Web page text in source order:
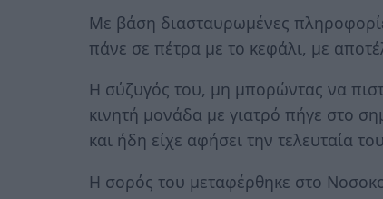
Με βάση διασταυρωμένες
πάνε σε πέτρα με το κεφάλι, με
Η σύζυγός του, μη μπορώντας να
κινητή μονάδα με γιατρό πήγε στο
και ήδη είχε αφήσει την τελευταία
Η σορός του μεταφέρθηκε στο